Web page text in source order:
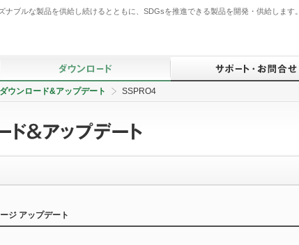
ブルな製品を供給し続けるとともに、SDGsを推進できる製品を開発・供給します。
コンポーネント
IoT関連
仕様書一括ダウンロード
英・中・韓 仕様書ダウンロード 規格・RoHS・グリーン情報
ウンロード&アップデート SSPRO4
ジ アップデート